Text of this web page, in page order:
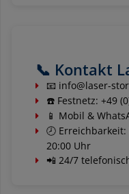
📞 Kontakt
📧 info@laser-
☎️ Festnetz: +49
📱 Mobil &
🕗 Erreichbarkeit:
20:00 Uhr
📲 24/7